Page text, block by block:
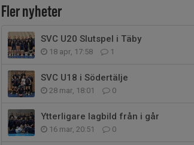
Fler nyheter
SVC U20 Slutspel i Täby
18 apr, 17:58 1
SVC U18 i Södertälje
28 mar, 18:01 0
Ytterligare lagbild från i går
16 mar, 20:51 0